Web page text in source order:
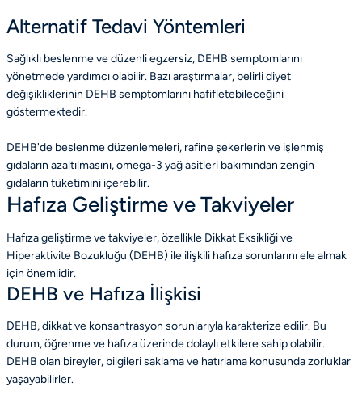
Alternatif Tedavi Yöntemleri
Sağlıklı beslenme ve düzenli egzersiz, DEHB semptomlarını
yönetmede yardımcı olabilir. Bazı araştırmalar, belirli diyet
değişikliklerinin DEHB semptomlarını hafifletebileceğini
göstermektedir.
DEHB'de beslenme düzenlemeleri, rafine şekerlerin ve işlenmiş
gıdaların azaltılmasını, omega-3 yağ asitleri bakımından zengin
gıdaların tüketimini içerebilir.
Hafıza Geliştirme ve Takviyeler
Hafıza geliştirme ve takviyeler, özellikle Dikkat Eksikliği ve
Hiperaktivite Bozukluğu (DEHB) ile ilişkili hafıza sorunlarını ele almak
için önemlidir.
DEHB ve Hafıza İlişkisi
DEHB, dikkat ve konsantrasyon sorunlarıyla karakterize edilir. Bu
durum, öğrenme ve hafıza üzerinde dolaylı etkilere sahip olabilir.
DEHB olan bireyler, bilgileri saklama ve hatırlama konusunda zorluklar
yaşayabilirler.